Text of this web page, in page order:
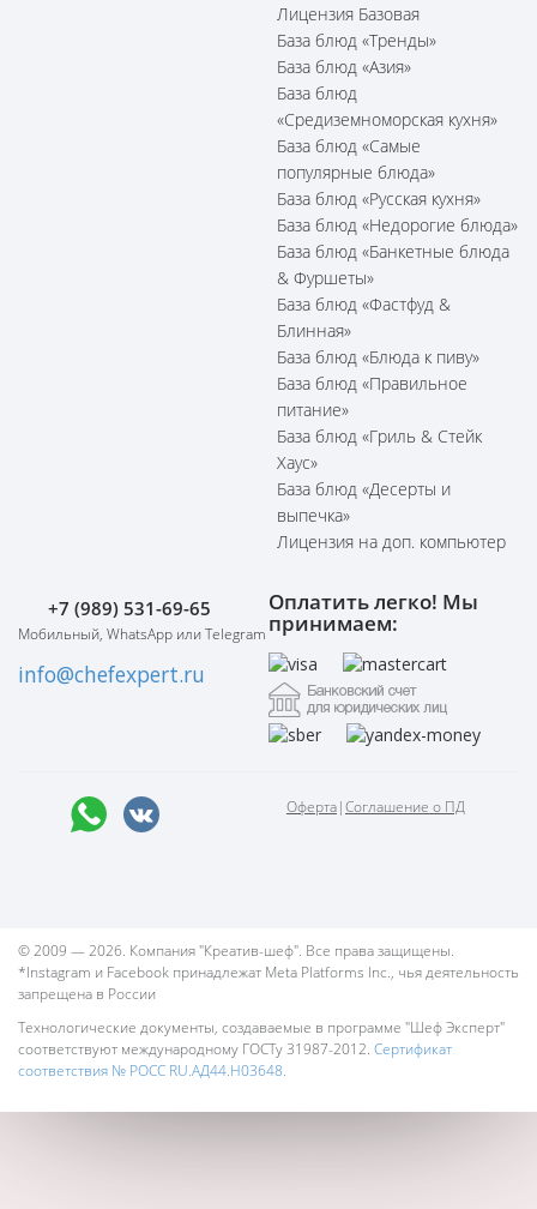
Лицензия Базовая
База блюд «Тренды»
База блюд «Азия»
База блюд
«Средиземноморская кухня»
База блюд «Самые
популярные блюда»
База блюд «Русская кухня»
База блюд «Недорогие блюда»
База блюд «Банкетные блюда
& Фуршеты»
База блюд «Фастфуд &
Блинная»
База блюд «Блюда к пиву»
База блюд «Правильное
питание»
База блюд «Гриль & Стейк
Хаус»
База блюд «Десерты и
выпечка»
Лицензия на доп. компьютер
+7 (989) 531-69-65
Мобильный, WhatsApp или Telegram
info@chefexpert.ru
Оплатить легко! Мы
принимаем:
Оферта|Соглашение о ПД
© 2009 — 2026. Компания "Креатив-шеф". Все права защищены.
*Instagram и Facebook принадлежат Meta Platforms Inc., чья деятельность
запрещена в России
Технологические документы, создаваемые в программе "Шеф Эксперт"
соответствуют международному ГОСТу 31987-2012. Сертификат
соответствия № РОСС RU.АД44.Н03648.